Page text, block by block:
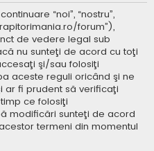
t
“noi”, “nostru”,
forum”),
de vedere legal sub
nu sunteţi de acord cu toţi
şi/sau folosiţi
aceste reguli oricând şi ne
ar fi prudent să verificaţi
ce folosiţi
modificări sunteţi de acord
termeni din momentul